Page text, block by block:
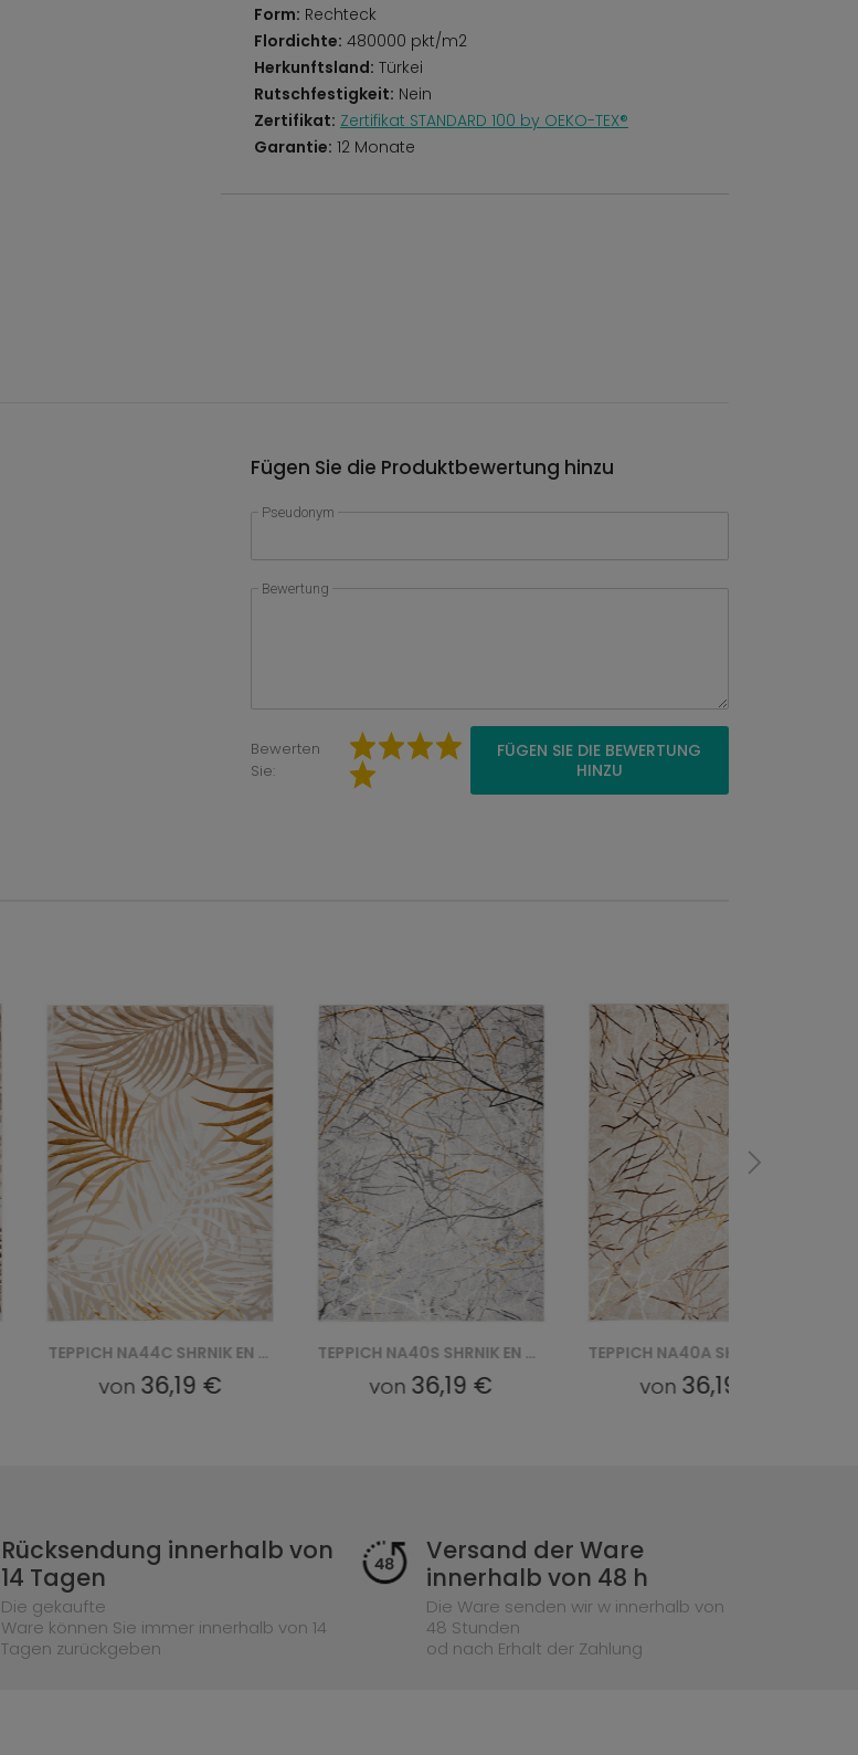
Form: Rechteck
Flordichte: 480000 pkt/m2
Herkunftsland: Türkei
Rutschfestigkeit: Nein
Zertifikat: Zertifikat STANDARD 100 by OEKO-TEX®
Garantie: 12 Monate
Fügen Sie die Produktbewertung hinzu
Pseudonym
Bewertung
Bewerten
Sie:
FÜGEN SIE DIE BEWERTUNG
HINZU
TEPPICH NA44C SHRNIK EN HBE - KREMOWY, ZŁOTY
von 36,19 €
TEPPICH NA40S SHRNIK EN HBF - KREMOWY, ZŁOTY
von 36,19 € von 36,19 €
Rücksendung innerhalb von
14 Tagen
Die gekaufte
Ware können Sie immer innerhalb von 14
Tagen zurückgeben
Versand der Ware
innerhalb von 48 h
Die Ware senden wir w innerhalb von
48 Stunden
od nach Erhalt der Zahlung